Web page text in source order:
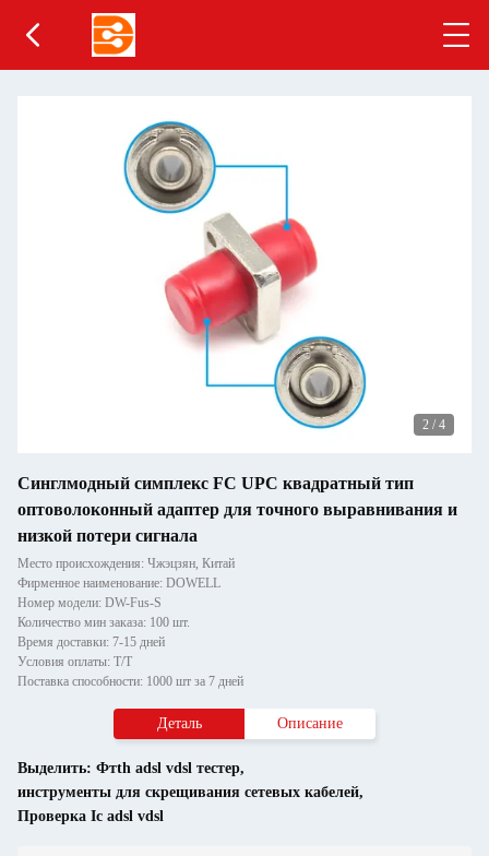
2 / 4
Синглмодный симплекс FC UPC квадратный тип
оптоволоконный адаптер для точного выравнивания и
низкой потери сигнала
Место происхождения: Чжэцзян, Китай
Фирменное наименование: DOWELL
Номер модели: DW-Fus-S
Количество мин заказа: 100 шт.
Время доставки: 7-15 дней
Условия оплаты: Т/Т
Поставка способности: 1000 шт за 7 дней
Деталь Описание
Выделить: Фтth adsl vdsl тестер,
инструменты для скрещивания сетевых кабелей,
Проверка Ic adsl vdsl